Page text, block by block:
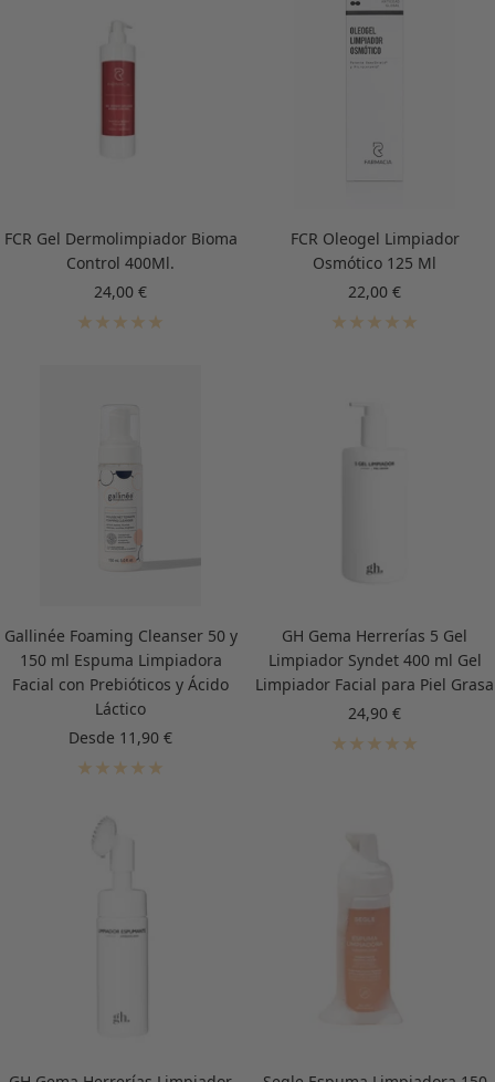
FCR Gel Dermolimpiador Bioma
Control 400Ml.
Precio
de
24,00 €
FCR Oleogel Limpiador
Osmótico 125 Ml
Precio
de
22,00 €
Gallinée Foaming Cleanser 50 y
150 ml Espuma Limpiadora
Facial con Prebióticos y Ácido
Láctico
Precio
de
Desde 11,90 €
GH Gema Herrerías 5 Gel
Limpiador Syndet 400 ml Gel
Limpiador Facial para Piel Grasa
Precio
de
24,90 €